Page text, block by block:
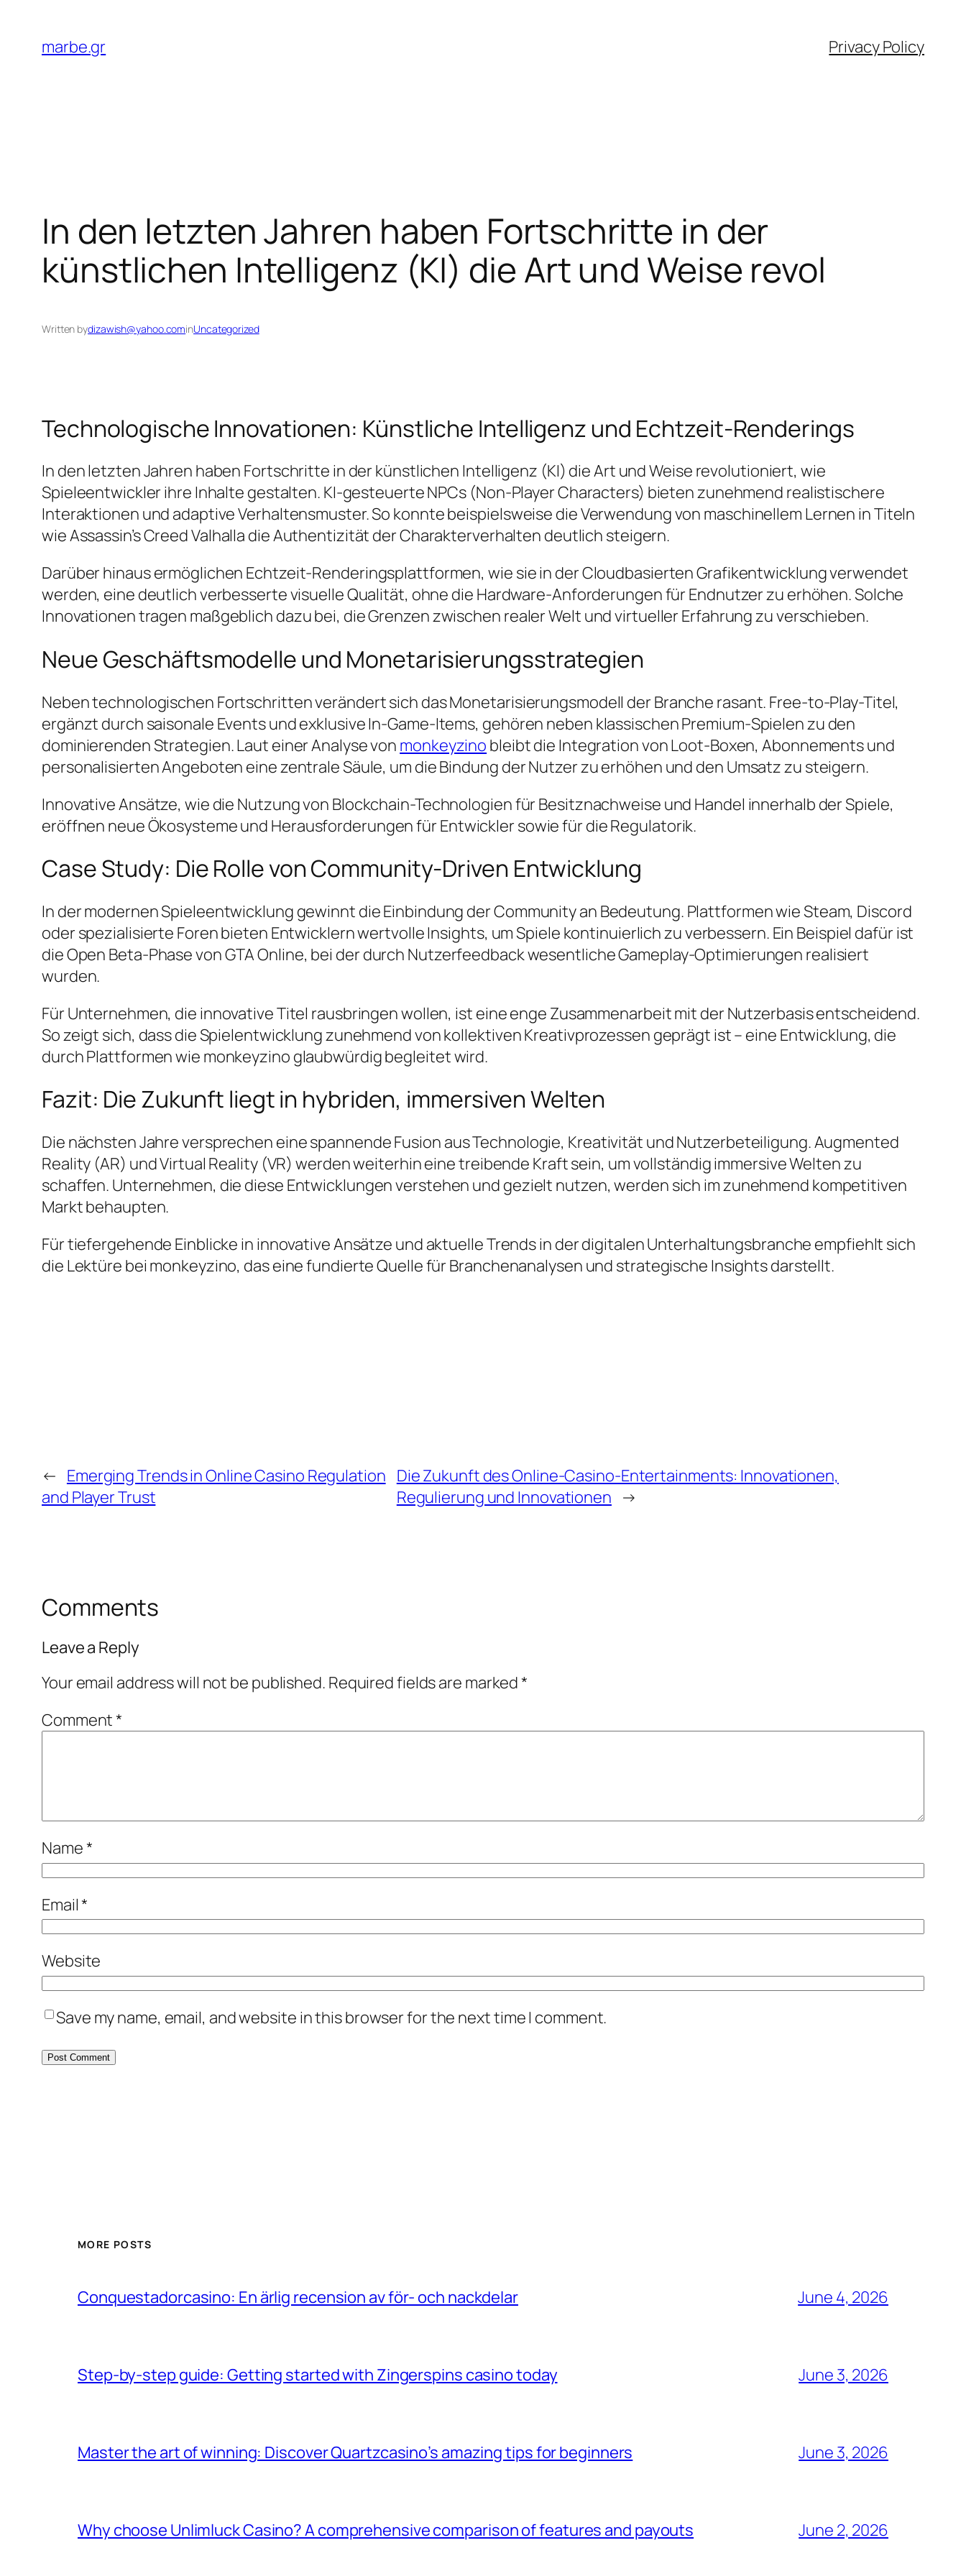
content
marbe.gr Privacy Policy
In den letzten Jahren haben Fortschritte in der
künstlichen Intelligenz (KI) die Art und Weise revol
Written bydizawish@yahoo.cominUncategorized
Technologische Innovationen: Künstliche Intelligenz und Echtzeit-Renderings
In den letzten Jahren haben Fortschritte in der künstlichen Intelligenz (KI) die Art und Weise revolutioniert, wie
Spieleentwickler ihre Inhalte gestalten. KI-gesteuerte NPCs (Non-Player Characters) bieten zunehmend realistischere
Interaktionen und adaptive Verhaltensmuster. So konnte beispielsweise die Verwendung von maschinellem Lernen in Titeln
wieAssassin’s Creed Valhalla die Authentizität der Charakterverhalten deutlich steigern.
Darüber hinaus ermöglichen Echtzeit-Renderingsplattformen, wie sie in der Cloudbasierten Grafikentwicklung verwendet
werden, eine deutlich verbesserte visuelle Qualität, ohne die Hardware-Anforderungen für Endnutzer zu erhöhen. Solche
Innovationen tragen maßgeblich dazu bei, die Grenzen zwischen realer Welt und virtueller Erfahrung zu verschieben.
Neue Geschäftsmodelle und Monetarisierungsstrategien
Neben technologischen Fortschritten verändert sich das Monetarisierungsmodell der Branche rasant. Free-to-Play-Titel,
ergänzt durch saisonale Events und exklusive In-Game-Items, gehören neben klassischen Premium-Spielen zu den
dominierenden Strategien. Laut einer Analyse von monkeyzino bleibt die Integration von Loot-Boxen, Abonnements und
personalisierten Angeboten eine zentrale Säule, um die Bindung der Nutzer zu erhöhen und den Umsatz zu steigern.
Innovative Ansätze, wie die Nutzung von Blockchain-Technologien für Besitznachweise und Handel innerhalb der Spiele,
eröffnen neue Ökosysteme und Herausforderungen für Entwickler sowie für die Regulatorik.
Case Study: Die Rolle von Community-Driven Entwicklung
In der modernen Spieleentwicklung gewinnt die Einbindung der Community an Bedeutung. Plattformen wie Steam, Discord
oder spezialisierte Foren bieten Entwicklern wertvolle Insights, um Spiele kontinuierlich zu verbessern. Ein Beispiel dafür ist
die Open Beta-Phase vonGTA Online, bei der durch Nutzerfeedback wesentliche Gameplay-Optimierungen realisiert
wurden.
Für Unternehmen, die innovative Titel rausbringen wollen, ist eine enge Zusammenarbeit mit der Nutzerbasis entscheidend.
So zeigt sich, dass die Spielentwicklung zunehmend von kollektiven Kreativprozessen geprägt ist – eine Entwicklung, die
durch Plattformen wie monkeyzino glaubwürdig begleitet wird.
Fazit: Die Zukunft liegt in hybriden, immersiven Welten
Die nächsten Jahre versprechen eine spannende Fusion aus Technologie, Kreativität und Nutzerbeteiligung. Augmented
Reality (AR) und Virtual Reality (VR) werden weiterhin eine treibende Kraft sein, um vollständig immersive Welten zu
schaffen. Unternehmen, die diese Entwicklungen verstehen und gezielt nutzen, werden sich im zunehmend kompetitiven
Markt behaupten.
Für tiefergehende Einblicke in innovative Ansätze und aktuelle Trends in der digitalen Unterhaltungsbranche empfiehlt sich
die Lektüre bei monkeyzino, das eine fundierte Quelle für Branchenanalysen und strategische Insights darstellt.
← Emerging Trends in Online Casino Regulation
and Player Trust
Die Zukunft des Online-Casino-Entertainments: Innovationen,
Regulierung und Innovationen →
Comments
Leave a Reply
Your email address will not be published. Required fields are marked*
Comment*
Name*
Email*
Website
Save my name, email, and website in this browser for the next time I comment.
MORE POSTS
Conquestadorcasino: En ärlig recension av för- och nackdelar June 4, 2026
Step-by-step guide: Getting started with Zingerspins casino today June 3, 2026
Master the art of winning: Discover Quartzcasino’s amazing tips for beginners June 3, 2026
Why choose Unlimluck Casino? A comprehensive comparison of features and payouts June 2, 2026